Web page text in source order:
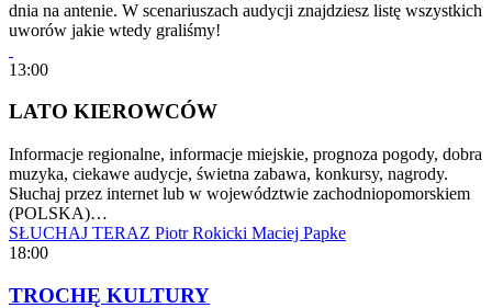
dnia na antenie. W scenariuszach audycji znajdziesz listę wszystkich
uworów jakie wtedy graliśmy!
13:00
LATO KIEROWCÓW
Informacje regionalne, informacje miejskie, prognoza pogody, dobra
muzyka, ciekawe audycje, świetna zabawa, konkursy, nagrody.
Słuchaj przez internet lub w województwie zachodniopomorskiem
(POLSKA)…
SŁUCHAJ TERAZ Piotr Rokicki Maciej Papke
18:00
TROCHĘ KULTURY